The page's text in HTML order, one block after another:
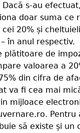
s-au
doar suma ce
20% și
în anul respectiv.
plătitoare de
valoarea a
din cifra de
va fi cea mai
mijloace
Pentru
să existe și un